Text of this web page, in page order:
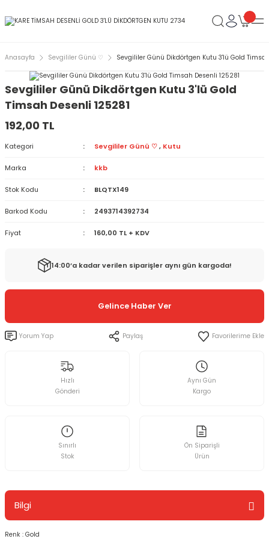
Anasayfa Sevgililer Günü ♡ Sevgililer Günü Dikdörtgen Kutu 3'lü Gold
Sevgililer Günü Dikdörtgen Kutu 3'lü Gold
Timsah Desenli 125281
192,00 TL
Kategori Sevgililer Günü ♡ , Kutu
Marka kkb
Stok Kodu BLQTX149
Barkod Kodu 2493714392734
Fiyat 160,00 TL + KDV
14:00’a kadar verilen siparişler aynı gün kargoda!
Gelince Haber Ver
Yorum Yap Paylaş
Hızlı
Gönderi
Aynı Gün
Kargo
Sınırlı
Stok
Ön Siparişli
Ürün
Bilgi
Renk : Gold